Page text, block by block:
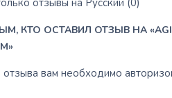
отзывы на Русский (0)
КТО ОСТАВИЛ ОТЗЫВ НА
вам необходимо